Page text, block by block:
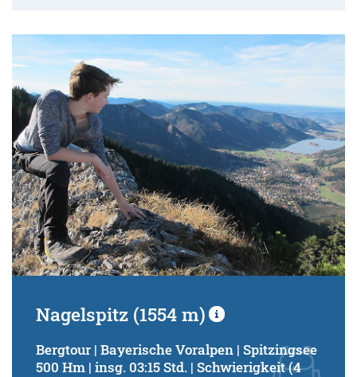
Nagelspitz (1554 m)
Bergtour | Bayerische Voralpen | Spitzingsee
500 Hm | insg. 03:15 Std. | Schwierigkeit (4